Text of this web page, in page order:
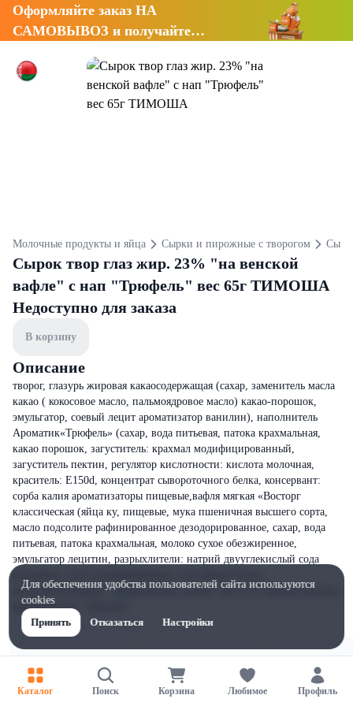
Оформляйте заказ НА
САМОВЫВОЗ и получайте
Молочные продукты и яйца Сырки и пирожные с творогом
Сырок твор глаз жир. 23% "на венской
вафле" с нап "Трюфель" вес 65г ТИМОША
Недоступно для заказа
В корзину
Описание
творог, глазурь жировая какаосодержащая (сахар, заменитель масла
какао ( кокосовое масло, пальмоядровое масло) какао-порошок,
эмульгатор, соевый лецит ароматизатор ванилин), наполнитель
Ароматик«Трюфель» (сахар, вода питьевая, патока крахмальная,
какао порошок, загуститель: крахмал модифицированный,
загуститель пектин, регулятор кислотности: кислота молочная,
краситель: E150d, концентрат сывороточного белка, консервант:
сорба калия ароматизаторы пищевые,вафля мягкая «Восторг
классическая (яйца ку, пищевые, мука пшеничная высшего сорта,
масло подсолите рафинированное дезодорированное, сахар, вода
питьевая, патока крахмальная, молоко сухое обезжиренное,
эмульгатор лецитин, разрыхлители: натрий двууглекислый сода
антислеживающий – ферроцианид калия), масло из коровье молока,
ароматизатор - ванилин.
Каталог Поиск Корзина Любимое Профиль
Для обеспечения удобства пользователей сайта используются
cookies
Принять
Отказаться Настройки